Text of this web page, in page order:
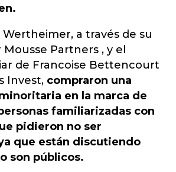
a través de su
Partners , y el
de Francoise Bettencourt
Invest, compraron una
en la marca de
familiarizadas con
pidieron no ser
que están discutiendo
son públicos.